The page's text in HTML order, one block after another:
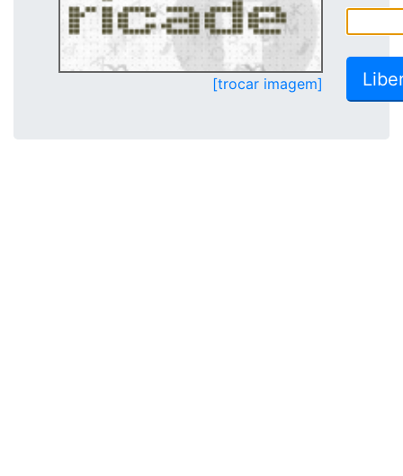
[trocar imagem]